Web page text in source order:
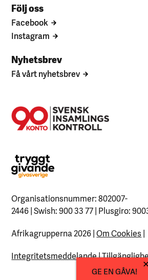
Följ oss
Facebook
Instagram
Nyhetsbrev
Få vårt nyhetsbrev
Organisationsnummer: 802007-
2446 | Swish: 900 33 77 | Plusgiro:
Afrikagrupperna 2026 |Om Cookies |
Integritetsmeddelande|
GE EN GÅVA!